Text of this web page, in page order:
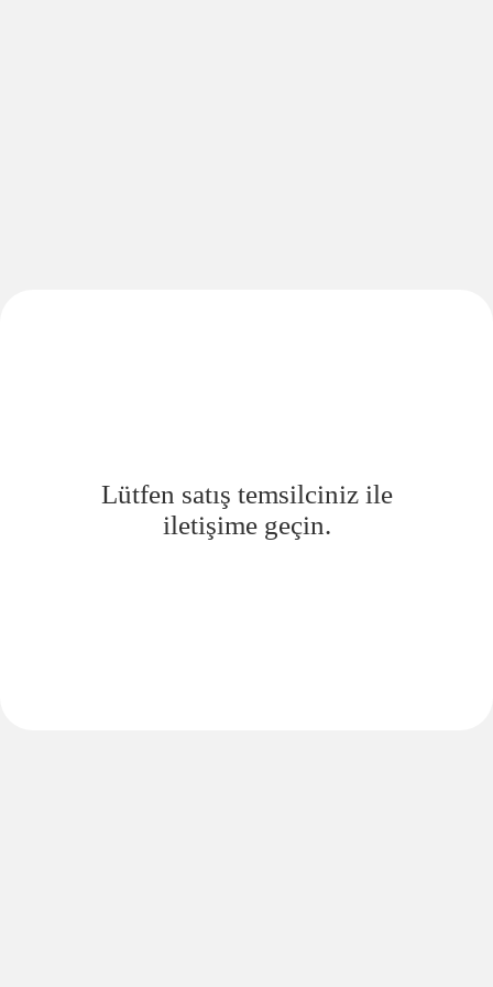
Lütfen satış temsilciniz ile
iletişime geçin.